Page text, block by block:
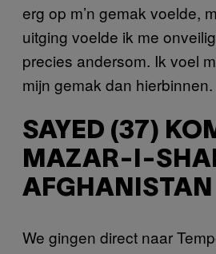
erg op m’n gemak voelde,
uitging voelde ik me
precies andersom. Ik voel
mijn gemak dan hierbinnen.
SAYED (37)
MAZAR-I-
AFGHANISTAN
We gingen direct naar